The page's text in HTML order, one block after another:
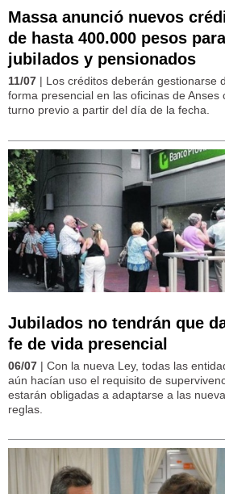
Massa anunció nuevos
de hasta 400.000 pesos para
jubilados y pensionados
11/07 | Los créditos deberán gestionarse
forma presencial en las oficinas de Anses
turno previo a partir del día de la fecha.
Jubilados no tendrán que
fe de vida presencial
06/07 | Con la nueva Ley, todas las
aún hacían uso el requisito de
estarán obligadas a adaptarse a las
reglas.